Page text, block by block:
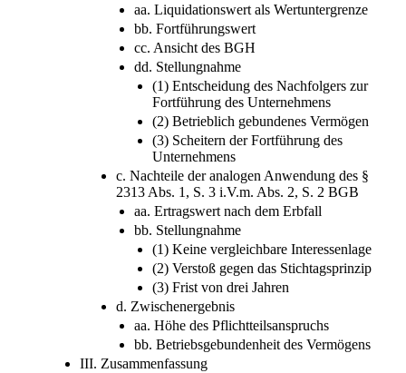
aa. Liquidationswert als Wertuntergrenze
bb. Fortführungswert
cc. Ansicht des BGH
dd. Stellungnahme
(1) Entscheidung des Nachfolgers zur
Fortführung des Unternehmens
(2) Betrieblich gebundenes Vermögen
(3) Scheitern der Fortführung des
Unternehmens
c. Nachteile der analogen Anwendung des §
2313 Abs. 1, S. 3 i.V.m. Abs. 2, S. 2 BGB
aa. Ertragswert nach dem Erbfall
bb. Stellungnahme
(1) Keine vergleichbare Interessenlage
(2) Verstoß gegen das Stichtagsprinzip
(3) Frist von drei Jahren
d. Zwischenergebnis
aa. Höhe des Pflichtteilsanspruchs
bb. Betriebsgebundenheit des Vermögens
III. Zusammenfassung